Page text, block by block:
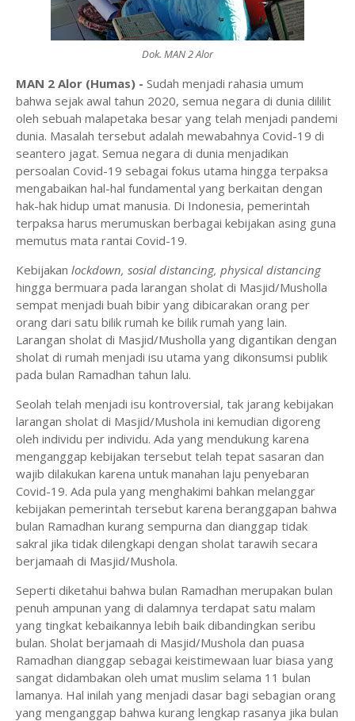
Dok. MAN 2 Alor
MAN 2 Alor (Humas) - Sudah menjadi rahasia umum
bahwa sejak awal tahun 2020, semua negara di dunia dililit
oleh sebuah malapetaka besar yang telah menjadi pandemi
dunia. Masalah tersebut adalah mewabahnya Covid-19 di
seantero jagat. Semua negara di dunia menjadikan
persoalan Covid-19 sebagai fokus utama hingga terpaksa
mengabaikan hal-hal fundamental yang berkaitan dengan
hak-hak hidup umat manusia. Di Indonesia, pemerintah
terpaksa harus merumuskan berbagai kebijakan asing guna
memutus mata rantai Covid-19.
Kebijakan lockdown, sosial distancing, physical distancing
hingga bermuara pada larangan sholat di Masjid/Musholla
sempat menjadi buah bibir yang dibicarakan orang per
orang dari satu bilik rumah ke bilik rumah yang lain.
Larangan sholat di Masjid/Musholla yang digantikan dengan
sholat di rumah menjadi isu utama yang dikonsumsi publik
pada bulan Ramadhan tahun lalu.
Seolah telah menjadi isu kontroversial, tak jarang kebijakan
larangan sholat di Masjid/Mushola ini kemudian digoreng
oleh individu per individu. Ada yang mendukung karena
menganggap kebijakan tersebut telah tepat sasaran dan
wajib dilakukan karena untuk manahan laju penyebaran
Covid-19. Ada pula yang menghakimi bahkan melanggar
kebijakan pemerintah tersebut karena beranggapan bahwa
bulan Ramadhan kurang sempurna dan dianggap tidak
sakral jika tidak dilengkapi dengan sholat tarawih secara
berjamaah di Masjid/Mushola.
Seperti diketahui bahwa bulan Ramadhan merupakan bulan
penuh ampunan yang di dalamnya terdapat satu malam
yang tingkat kebaikannya lebih baik dibandingkan seribu
bulan. Sholat berjamaah di Masjid/Mushola dan puasa
Ramadhan dianggap sebagai keistimewaan luar biasa yang
sangat didambakan oleh umat muslim selama 11 bulan
lamanya. Hal inilah yang menjadi dasar bagi sebagian orang
yang menganggap bahwa kurang lengkap rasanya jika bulan